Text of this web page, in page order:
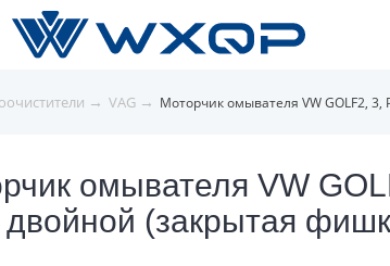
→ VAG → Моторчик омывателя VW GOLF2,
омывателя VW
двойной (закрытая